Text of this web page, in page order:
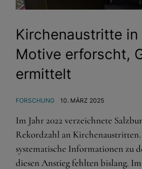
Kirchenaustritte in
Motive erforscht,
ermittelt
FORSCHUNG 10. MÄRZ 2025
Im Jahr 2022 verzeichnete
Rekordzahl an
systematische Informationen zu
diesen Anstieg fehlten bislang.